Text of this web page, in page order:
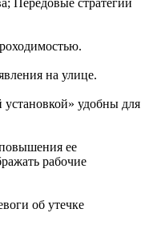
на улице.
удобны для
ее
рабочие
об утечке